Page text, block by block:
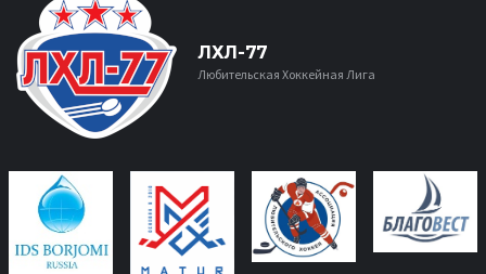
ЛХЛ-77
Любительская Хоккейная Лига